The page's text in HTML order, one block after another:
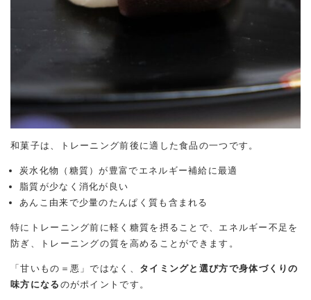
和菓子は、トレーニング前後に適した食品の一つです。
炭水化物（糖質）が豊富でエネルギー補給に最適
脂質が少なく消化が良い
あんこ由来で少量のたんぱく質も含まれる
特にトレーニング前に軽く糖質を摂ることで、エネルギー不足を
防ぎ、トレーニングの質を高めることができます。
「甘いもの＝悪」ではなく、 タイミングと選び方で身体づくりの
味方になる のがポイントです。